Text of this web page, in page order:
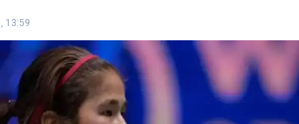
13:59